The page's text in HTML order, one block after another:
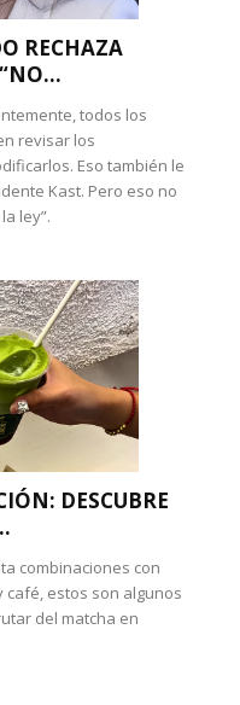
RECHAZA
todos los
revisar los
Eso también le
Kast. Pero eso no
ley”.
DESCUBRE
combinaciones con
estos son algunos
del matcha en